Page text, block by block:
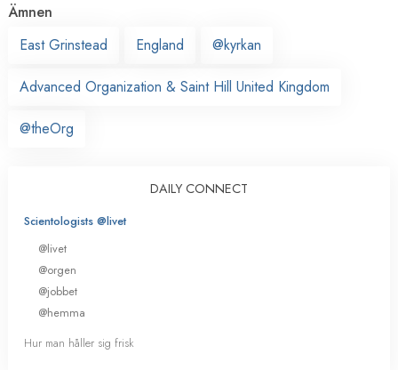
Ämnen
East Grinstead
England @kyrkan
Advanced Organization & Saint Hill United Kingdom
@theOrg
DAILY CONNECT
Scientologists @livet
@livet
@orgen
@jobbet
@hemma
Hur man håller sig frisk